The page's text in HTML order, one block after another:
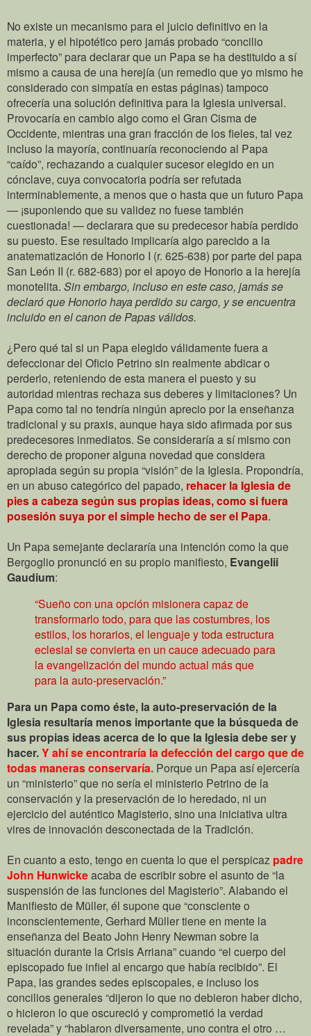
No existe un mecanismo para el juicio definitivo en la
materia, y el hipotético pero jamás probado “concilio
imperfecto” para declarar que un Papa se ha destituido a sí
mismo a causa de una herejía (un remedio que yo mismo he
considerado con simpatía en estas páginas) tampoco
ofrecería una solución definitiva para la Iglesia universal.
Provocaría en cambio algo como el Gran Cisma de
Occidente, mientras una gran fracción de los fieles, tal vez
incluso la mayoría, continuaría reconociendo al Papa
“caído”, rechazando a cualquier sucesor elegido en un
cónclave, cuya convocatoria podría ser refutada
interminablemente, a menos que o hasta que un futuro Papa
— ¡suponiendo que su validez no fuese también
cuestionada! — declarara que su predecesor había perdido
su puesto. Ese resultado implicaría algo parecido a la
anatematización de Honorio I (r. 625-638) por parte del papa
San León II (r. 682-683) por el apoyo de Honorio a la herejía
monotelita. Sin embargo, incluso en este caso, jamás se
declaró que Honorio haya perdido su cargo, y se encuentra
incluido en el canon de Papas válidos.
¿Pero qué tal si un Papa elegido válidamente fuera a
defeccionar del Oficio Petrino sin realmente abdicar o
perderlo, reteniendo de esta manera el puesto y su
autoridad mientras rechaza sus deberes y limitaciones? Un
Papa como tal no tendría ningún aprecio por la enseñanza
tradicional y su praxis, aunque haya sido afirmada por sus
predecesores inmediatos. Se consideraría a sí mismo con
derecho de proponer alguna novedad que considera
apropiada según su propia “visión” de la Iglesia. Propondría,
en un abuso categórico del papado, rehacer la Iglesia de
pies a cabeza según sus propias ideas, como si fuera
posesión suya por el simple hecho de ser el Papa.
Un Papa semejante declararía una intención como la que
Bergoglio pronunció en su propio manifiesto, Evangelii
Gaudium:
“Sueño con una opción misionera capaz de
transformarlo todo, para que las costumbres, los
estilos, los horarios, el lenguaje y toda estructura
eclesial se convierta en un cauce adecuado para
la evangelización del mundo actual más que
para la auto-preservación.”
Para un Papa como éste, la auto-preservación de la
Iglesia resultaría menos importante que la búsqueda de
sus propias ideas acerca de lo que la Iglesia debe ser y
hacer.Y ahí se encontraría la defección del cargo que de
todas maneras conservaría. Porque un Papa así ejercería
un “ministerio” que no sería el ministerio Petrino de la
conservación y la preservación de lo heredado, ni un
ejercicio del auténtico Magisterio, sino una iniciativa ultra
vires de innovación desconectada de la Tradición.
En cuanto a esto, tengo en cuenta lo que el perspicaz padre
John Hunwickeacaba de escribir sobre el asunto de “la
suspensión de las funciones del Magisterio”. Alabando el
Manifiesto de Müller, él supone que “consciente o
inconscientemente, Gerhard Müller tiene en mente la
enseñanza del Beato John Henry Newman sobre la
situación durante la Crisis Arriana” cuando “el cuerpo del
episcopado fue infiel al encargo que había recibido”. El
Papa, las grandes sedes episcopales, e incluso los
concilios generales “dijeron lo que no debieron haber dicho,
o hicieron lo que oscureció y comprometió la verdad
revelada” y “hablaron diversamente, uno contra el otro …